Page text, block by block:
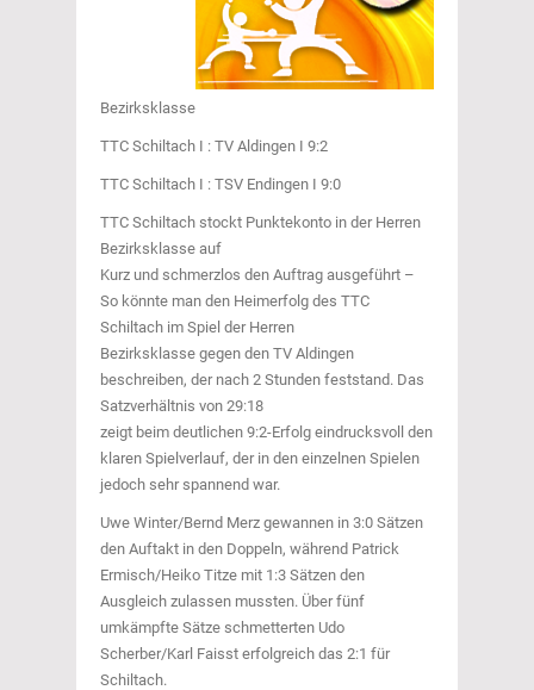
Bezirksklasse
TTC Schiltach I : TV Aldingen I 9:2
TTC Schiltach I : TSV Endingen I 9:0
TTC Schiltach stockt Punktekonto in der Herren
Bezirksklasse auf
Kurz und schmerzlos den Auftrag ausgeführt –
So könnte man den Heimerfolg des TTC
Schiltach im Spiel der Herren
Bezirksklasse gegen den TV Aldingen
beschreiben, der nach 2 Stunden feststand. Das
Satzverhältnis von 29:18
zeigt beim deutlichen 9:2-Erfolg eindrucksvoll den
klaren Spielverlauf, der in den einzelnen Spielen
jedoch sehr spannend war.
Uwe Winter/Bernd Merz gewannen in 3:0 Sätzen
den Auftakt in den Doppeln, während Patrick
Ermisch/Heiko Titze mit 1:3 Sätzen den
Ausgleich zulassen mussten. Über fünf
umkämpfte Sätze schmetterten Udo
Scherber/Karl Faisst erfolgreich das 2:1 für
Schiltach.